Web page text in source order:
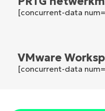
[concurrent-data
VMware
[concurrent-data
Company
name*